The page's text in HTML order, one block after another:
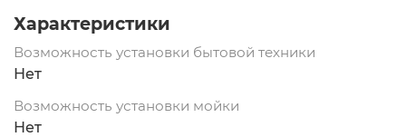
Характеристики
Возможность установки бытовой техники
Нет
Возможность установки мойки
Нет